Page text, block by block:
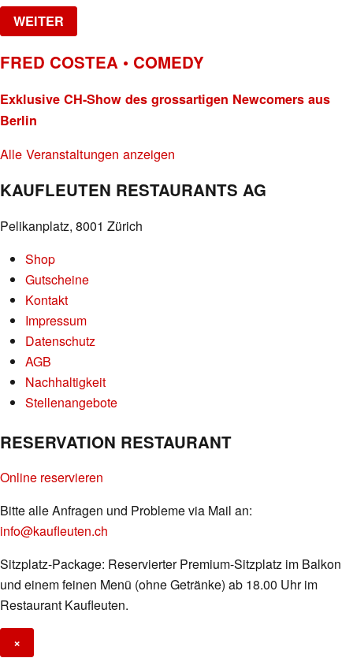
WEITER
FRED COSTEA • COMEDY
Exklusive CH-Show des grossartigen Newcomers aus
Berlin
Alle Veranstaltungen anzeigen
KAUFLEUTEN RESTAURANTS AG
Pelikanplatz, 8001 Zürich
Shop
Gutscheine
Kontakt
Impressum
Datenschutz
AGB
Nachhaltigkeit
Stellenangebote
RESERVATION RESTAURANT
Online reservieren
Bitte alle Anfragen und Probleme via Mail an:
info@kaufleuten.ch
Sitzplatz-Package: Reservierter Premium-Sitzplatz im Balkon
und einem feinen Menü (ohne Getränke) ab 18.00 Uhr im
Restaurant Kaufleuten.
×